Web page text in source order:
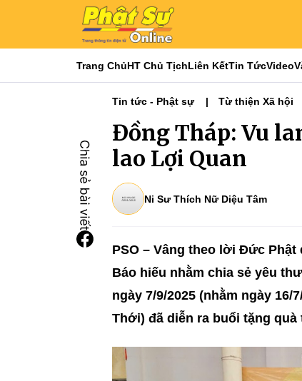
Trang ChủHT Chủ TịchLiên KếtTin TứcVideo
Tin tức - Phật sự Từ thiện Xã hội
Đồng Tháp: Vu
lao Lợi Quan
Ni Sư Thích Nữ Diệu Tâm
PSO – Vâng theo lời Đức
Báo hiếu nhằm chia sẻ yêu
ngày 7/9/2025 (nhằm ngày
Thới) đã diễn ra buổi tặng